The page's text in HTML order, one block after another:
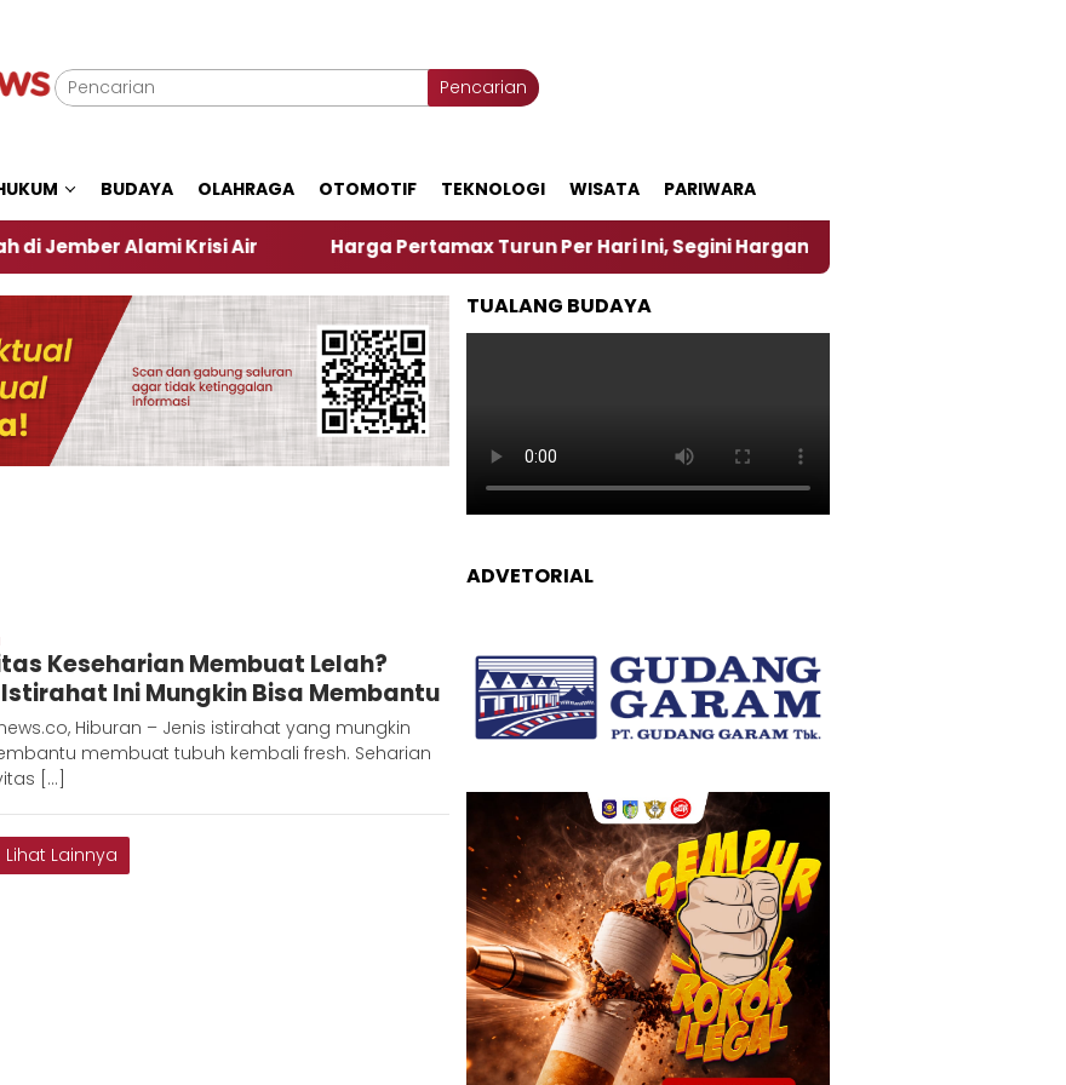
Pencarian
BUDAYA OLAHRAGA OTOMOTIF TEKNOLOGI WISATA PARIWARA
Krisi Air Harga Pertamax Turun Per Hari Ini, Segini Harganya ‎Nasirun Maestro Lukis
Metara Keseharian Membuat Lelah?
Ini Mungkin Bisa Membantu
Hiburan – Jenis istirahat yang mungkin
membuat tubuh kembali fresh. Seharian
[…]
Lihat Lainnya
TUALANG BUDAYA
ADVETORIAL